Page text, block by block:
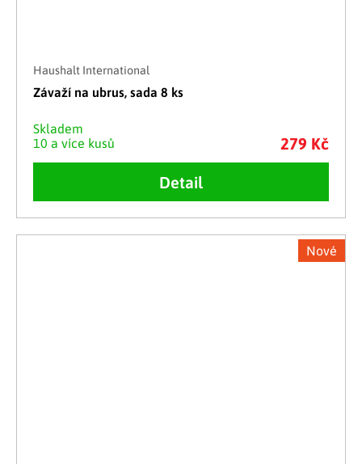
Haushalt International
Závaží na ubrus, sada 8 ks
Skladem
10 a více kusů
279 Kč
Detail
Nové